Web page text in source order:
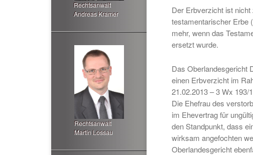
Der Erbverzicht ist
testamentarischer Erbe
mehr, wenn das
ersetzt wurde.
Das Oberlandesgericht
einen Erbverzicht im
21.02.2013 – 3 Wx 193/
Die Ehefrau des
im Ehevertrag für
den Standpunkt, dass
wirksam angefochten
Oberlandesgericht
Rechtsanwalt
Andreas Kramer
Rechtsanwalt
Martin Lossau